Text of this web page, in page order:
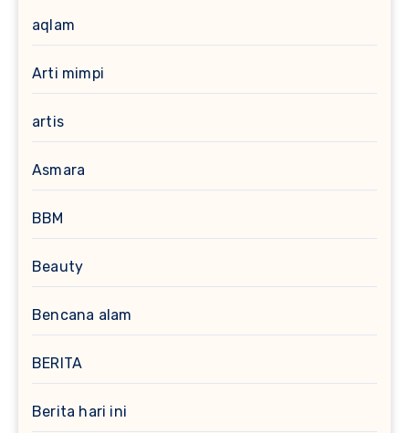
aqlam
Arti mimpi
artis
Asmara
BBM
Beauty
Bencana alam
BERITA
Berita hari ini